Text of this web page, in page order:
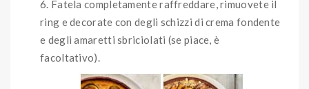
Fatela completamente raffreddare, rimuovete il
ring e decorate con degli schizzi di crema fondente
e degli amaretti sbriciolati (se piace, è
facoltativo).